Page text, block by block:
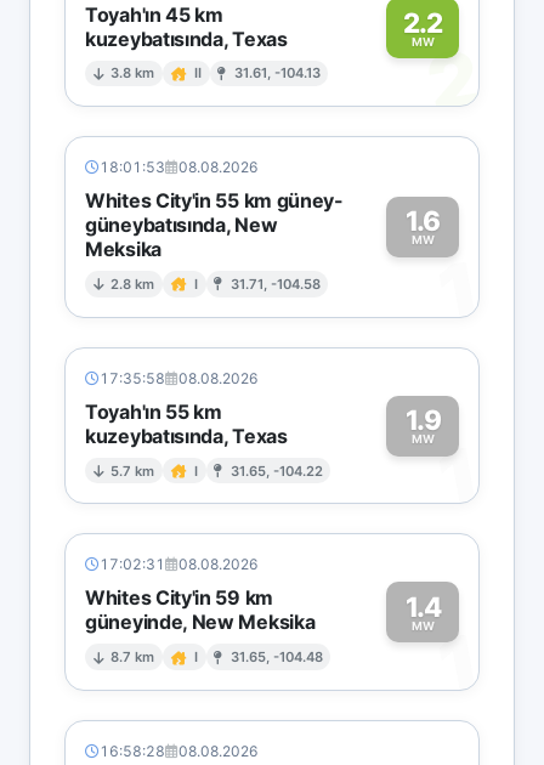
Toyah'ın 45 km
kuzeybatısında, Texas
3.8 km II 31.61, -104.13
2.2
MW2
18:01:53 08.08.2026
Whites City'in 55 km güney-
güneybatısında, New
Meksika
2.8 km I 31.71, -104.58
1.6
MW
1
17:35:58 08.08.2026
Toyah'ın 55 km
kuzeybatısında, Texas
5.7 km I 31.65, -104.22
1.9
MW1
17:02:31 08.08.2026
Whites City'in 59 km
güneyinde, New Meksika
8.7 km I 31.65, -104.48
1.4
MW1
16:58:28 08.08.2026